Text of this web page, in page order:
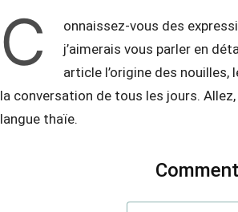
C
onnaissez-vous des
j’aimerais vous parler en
article l’origine des
la conversation de tous les jours.
langue thaïe.